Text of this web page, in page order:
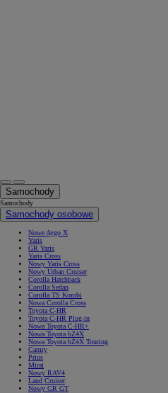
Samochody
Samochody
Samochody osobowe
Nowe Aygo X
Yaris
GR Yaris
Yaris Cross
Nowy Yaris Cross
Nowy Urban Cruiser
Corolla Hatchback
Corolla Sedan
Corolla TS Kombi
Nowa Corolla Cross
Toyota C-HR
Toyota C-HR Plug-in
Nowa Toyota C-HR+
Nowa Toyota bZ4X
Nowa Toyota bZ4X Touring
Camry
Prius
Mirai
Nowy RAV4
Land Cruiser
Nowy GR GT